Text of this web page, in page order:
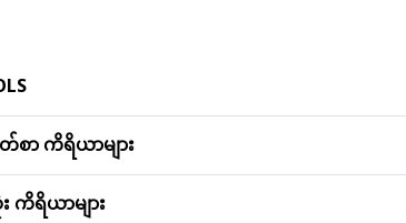
ာ ကိရိယာများ
ရိယာများ